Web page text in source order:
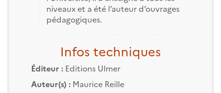
niveaux et a été l’auteur d’ouvrages
pédagogiques.
Infos techniques
Éditeur : Editions Ulmer
Auteur(s) : Maurice Reille